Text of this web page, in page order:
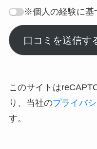
※個人の経験に基
口コミを送信す
このサイトは
り、当社のプライバ
す。